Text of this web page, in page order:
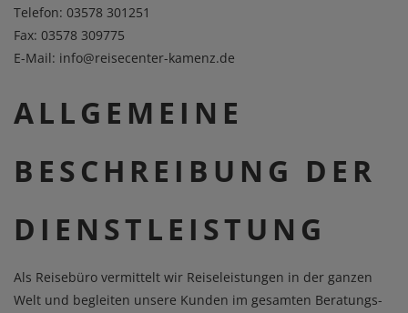
Telefon: 03578 301251
Fax: 03578 309775
E-Mail: info@reisecenter-kamenz.de
ALLGEMEINE
BESCHREIBUNG DER
DIENSTLEISTUNG
Als Reisebüro vermittelt wir Reiseleistungen in der ganzen
Welt und begleiten unsere Kunden im gesamten Beratungs-